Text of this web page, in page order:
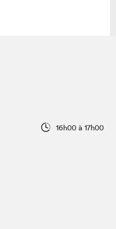
Vidéos et balados16h00 à 17h00